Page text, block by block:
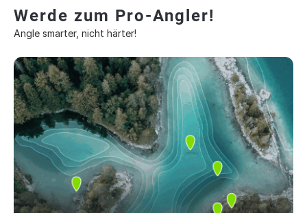
Werde zum Pro-Angler!
Angle smarter, nicht härter!